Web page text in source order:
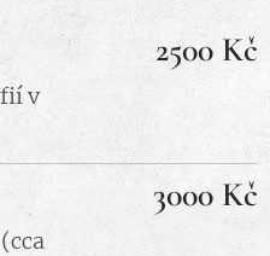
v
2500 Kč
3000 Kč